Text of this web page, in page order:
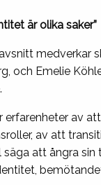
är olika saker”
medverkar
och Emelie
erfarenheter av
av att
att ångra